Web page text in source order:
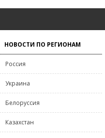
НОВОСТИ ПО РЕГИОНАМ
Россия
Украина
Белоруссия
Казахстан